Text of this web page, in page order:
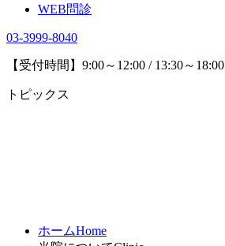
WEB問診
03-3999-8040
【受付時間】9:00～12:00 / 13:30～18:00
トピックス
ホームHome